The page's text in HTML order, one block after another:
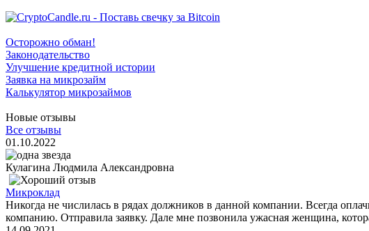
Осторожно обман!
Законодательство
Улучшение кредитной истории
Заявка на микрозайм
Калькулятор микрозаймов
Новые отзывы
Все отзывы
01.10.2022
Кулагина Людмила Александровна
Микроклад
Никогда не числилась в рядах должников в данной компании. Всегда
компанию. Отправила заявку. Дале мне позвонила ужасная женщина,